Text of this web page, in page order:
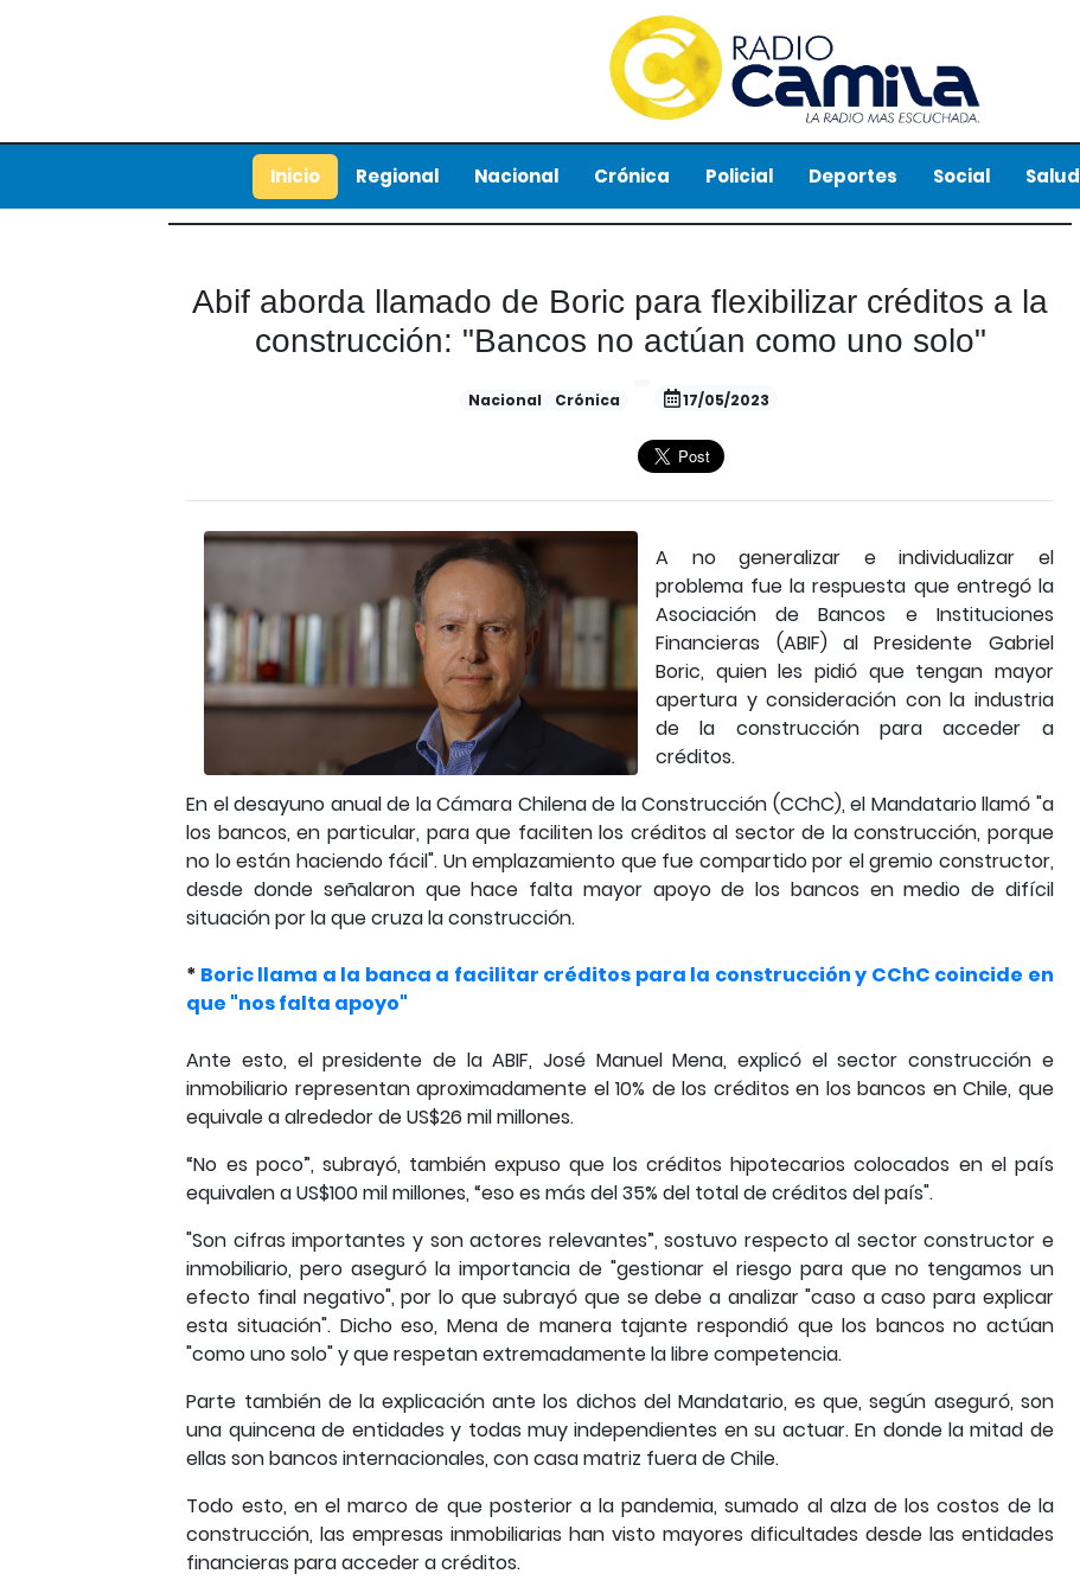
Inicio Regional Nacional Crónica Policial Deportes Social Salud
Abif aborda llamado de Boric para flexibilizar créditos a la
construcción: "Bancos no actúan como uno solo"
Nacional Crónica 17/05/2023
A no generalizar e individualizar el
problema fue la respuesta que entregó la
Asociación de Bancos e Instituciones
Financieras (ABIF) al Presidente Gabriel
Boric, quien les pidió que tengan mayor
apertura y consideración con la industria
de la construcción para acceder a
créditos.
En el desayuno anual de la Cámara Chilena de la Construcción (CChC), el Mandatario llamó "a
los bancos, en particular, para que faciliten los créditos al sector de la construcción, porque
no lo están haciendo fácil". Un emplazamiento que fue compartido por el gremio constructor,
desde donde señalaron que hace falta mayor apoyo de los bancos en medio de difícil
situación por la que cruza la construcción.
* Boric llama a la banca a facilitar créditos para la construcción y CChC coincide en
que "nos falta apoyo"
Ante esto, el presidente de la ABIF, José Manuel Mena, explicó el sector construcción e
inmobiliario representan aproximadamente el 10% de los créditos en los bancos en Chile, que
equivale a alrededor de US$26 mil millones.
“No es poco”, subrayó, también expuso que los créditos hipotecarios colocados en el país
equivalen a US$100 mil millones, “eso es más del 35% del total de créditos del país".
"Son cifras importantes y son actores relevantes”, sostuvo respecto al sector constructor e
inmobiliario, pero aseguró la importancia de "gestionar el riesgo para que no tengamos un
efecto final negativo", por lo que subrayó que se debe a analizar "caso a caso para explicar
esta situación". Dicho eso, Mena de manera tajante respondió que los bancos no actúan
"como uno solo" y que respetan extremadamente la libre competencia.
Parte también de la explicación ante los dichos del Mandatario, es que, según aseguró, son
una quincena de entidades y todas muy independientes en su actuar. En donde la mitad de
ellas son bancos internacionales, con casa matriz fuera de Chile.
Todo esto, en el marco de que posterior a la pandemia, sumado al alza de los costos de la
construcción, las empresas inmobiliarias han visto mayores dificultades desde las entidades
financieras para acceder a créditos.